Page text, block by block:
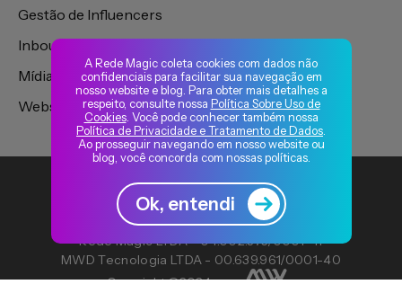
Gestão de Influencers
Inbound Marketing
Mídia de Performance
Websites, Portais e Plataformas
Rede Magic LTDA - 04.002.375/0001-41
MWD Tecnologia LTDA - 00.639.961/0001-40
Copyright ©2024
A Rede Magic coleta cookies com dados não
confidenciais para facilitar sua navegação em
nosso website e blog. Para obter mais detalhes a
respeito, consulte nossa Política Sobre Uso de
Cookies. Você pode conhecer também nossa
Política de Privacidade e Tratamento de Dados
Ao prosseguir navegando em nosso website ou
blog, você concorda com nossas políticas.
Ok, entendi